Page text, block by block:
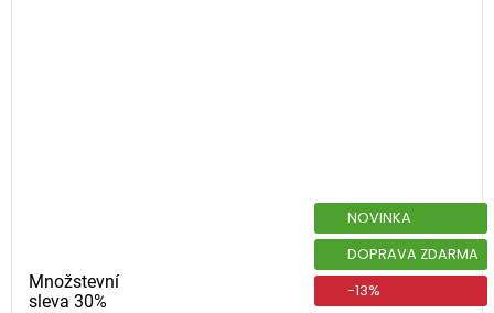
Množstevní
sleva 30%
NOVINKA
DOPRAVA ZDARMA
-13%